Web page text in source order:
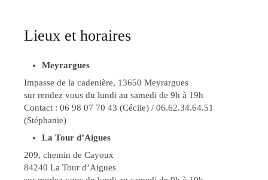
Lieux et horaires
Meyrargues
Impasse de la cadenière, 13650 Meyrargues
sur rendez vous du lundi au samedi de 9h à 19h
Contact : 06 98 07 70 43 (Cécile) / 06.62.34.64.51
(Stéphanie)
La Tour d’Aigues
209, chemin de Cayoux
84240 La Tour d’Aigues